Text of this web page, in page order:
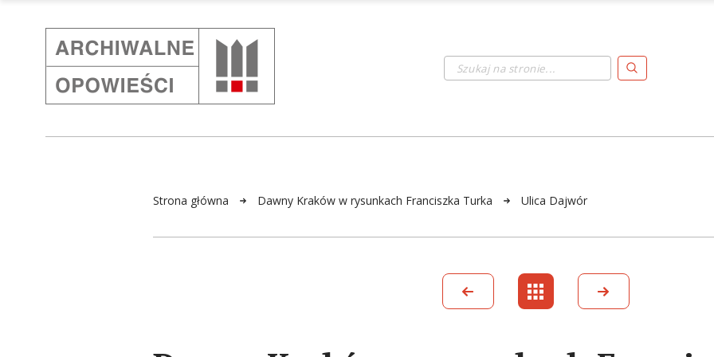
Szukaj na stronie...
Strona główna Dawny Kraków w rysunkach Franciszka Turka Ulica Dajwór